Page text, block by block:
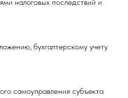
налоговых последствий и
бухгалтерскому учету
самоуправления субъекта